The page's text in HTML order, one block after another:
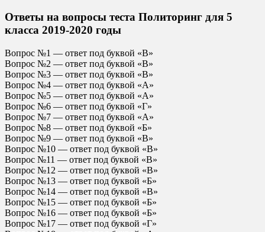
Ответы на вопросы теста Политоринг для 5
класса 2019-2020 годы
Вопрос №1 — ответ под буквой «В»
Вопрос №2 — ответ под буквой «В»
Вопрос №3 — ответ под буквой «В»
Вопрос №4 — ответ под буквой «А»
Вопрос №5 — ответ под буквой «А»
Вопрос №6 — ответ под буквой «Г»
Вопрос №7 — ответ под буквой «А»
Вопрос №8 — ответ под буквой «Б»
Вопрос №9 — ответ под буквой «В»
Вопрос №10 — ответ под буквой «В»
Вопрос №11 — ответ под буквой «В»
Вопрос №12 — ответ под буквой «В»
Вопрос №13 — ответ под буквой «Б»
Вопрос №14 — ответ под буквой «В»
Вопрос №15 — ответ под буквой «Б»
Вопрос №16 — ответ под буквой «Б»
Вопрос №17 — ответ под буквой «Г»